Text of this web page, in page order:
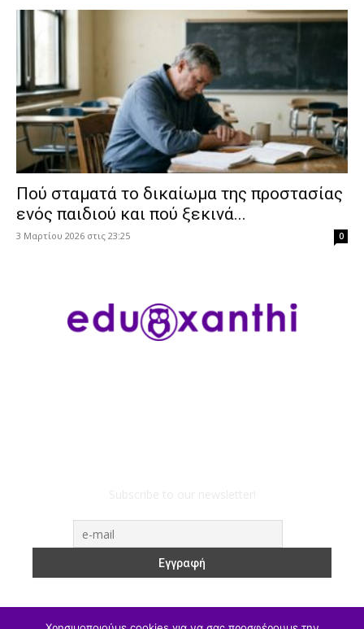
Πού σταματά το δικαίωμα της προστασίας
ενός παιδιού και πού ξεκινά...
3 Μαρτίου 2026 στις 23:25 0